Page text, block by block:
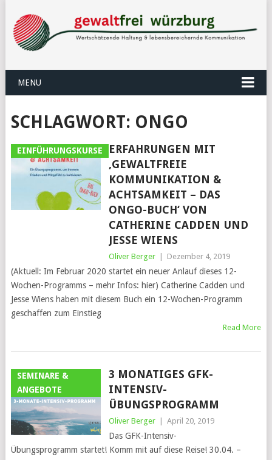
MENU
SCHLAGWORT: ONGO
EINFÜHRUNGSKURSE
ERFAHRUNGEN MIT
‚GEWALTFREIE
KOMMUNIKATION &
ACHTSAMKEIT – DAS
ONGO-BUCH‘ VON
CATHERINE CADDEN UND
JESSE WIENS
Oliver Berger Dezember 4, 2019
(Aktuell: Im Februar 2020 startet ein neuer Anlauf dieses 12-
Wochen-Programms – mehr Infos: hier) Catherine Cadden und
Jesse Wiens haben mit diesem Buch ein 12-Wochen-Programm
geschaffen zum Einstieg
Read More
SEMINARE &
ANGEBOTE
3 MONATIGES GFK-
INTENSIV-
ÜBUNGSPROGRAMM
Oliver Berger April 20, 2019
Das GFK-Intensiv-
Übungsprogramm startet! Komm mit auf diese Reise! 30.04. –